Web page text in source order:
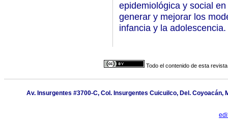
epidemiológica y social
generar y mejorar los
infancia y la adolescencia.
Todo el contenido de esta
Av. Insurgentes #3700-C, Col. Insurgentes Cuicuilco, Del. Coyoacán,